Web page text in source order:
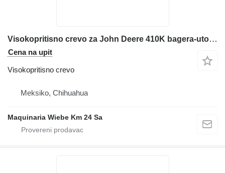
Visokopritisno crevo za John Deere 410K bagera-utovarivača
Cena na upit
Visokopritisno crevo
Meksiko, Chihuahua
Maquinaria Wiebe Km 24 Sa